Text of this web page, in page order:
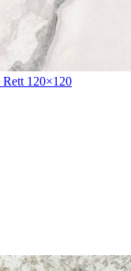
120×120